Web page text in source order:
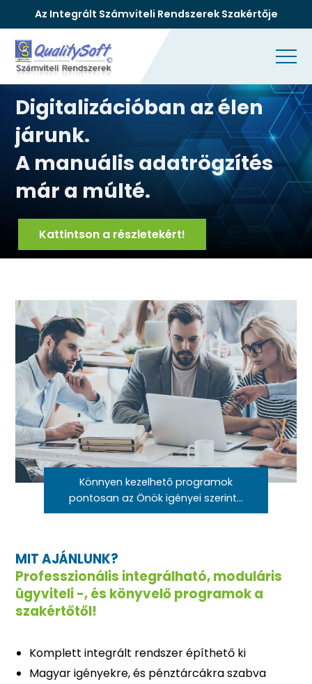
Az Integrált Számviteli Rendszerek Szakértője
Digitalizációban az élen
járunk.
A manuális adatrögzítés
már a múlté.
Kattintson a részletekért!
Könnyen kezelhető programok
pontosan az Önök igényei szerint...
MIT AJÁNLUNK?
Professzionális integrálható, moduláris
ügyviteli -, és könyvelő programok a
szakértőtől!
Komplett integrált rendszer építhető ki
Magyar igényekre, és pénztárcákra szabva